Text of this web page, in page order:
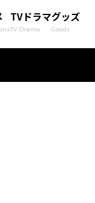
TVドラマ
TV Drama
グッズ
Goods